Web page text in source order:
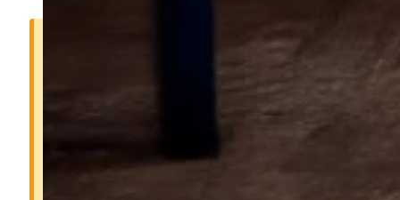
Derfor er sølvfisk et
Sølvfisk kan hurtigt brede sig i
rum og skabe gener i både
badeværelser, bryggers og